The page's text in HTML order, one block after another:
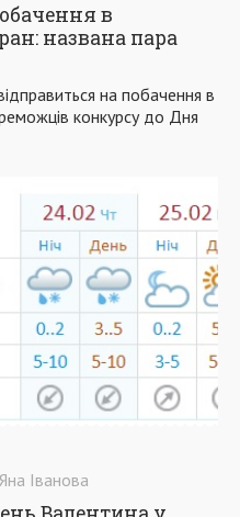
в
названа пара
на побачення в
конкурсу до Дня
Яна Іванова